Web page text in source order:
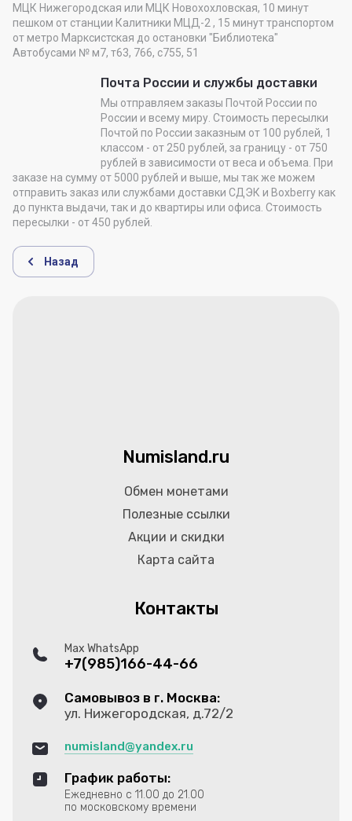
МЦК Нижегородская или МЦК Новохохловская, 10 минут
пешком от станции Калитники МЦД-2 , 15 минут транспортом
от метро Марксистская до остановки "Библиотека"
Автобусами № м7, т63, 766, с755, 51
Почта России и службы доставки
Мы отправляем заказы Почтой России по
России и всему миру. Стоимость пересылки
Почтой по России заказным от 100 рублей, 1
классом - от 250 рублей, за границу - от 750
рублей в зависимости от веса и объема. При
заказе на сумму от 5000 рублей и выше, мы так же можем
отправить заказ или службами доставки СДЭК и Boxberry как
до пункта выдачи, так и до квартиры или офиса. Стоимость
пересылки - от 450 рублей.
Назад
Numisland.ru
Обмен монетами
Полезные ссылки
Акции и скидки
Карта сайта
Контакты
Max WhatsApp
+7(985)166-44-66
Самовывоз в г. Москва:
ул. Нижегородская, д.72/2
numisland@yandex.ru
График работы:
Ежедневно с 11.00 до 21.00
по московскому времени